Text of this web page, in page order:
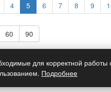
4 5 6 7 8 9
60 90
для корректной
Подробнее